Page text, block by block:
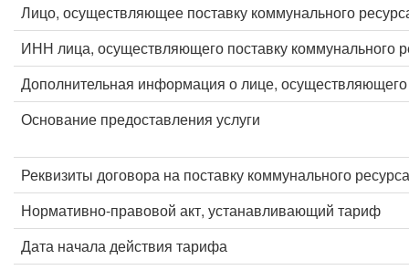
Лицо, осуществляющее поставку коммунального
ИНН лица, осуществляющего поставку коммунального
Дополнительная информация о лице, осуществляющего
Основание предоставления услуги
Реквизиты договора на поставку коммунального ресурса
Нормативно-правовой акт, устанавливающий тариф
Дата начала действия тарифа